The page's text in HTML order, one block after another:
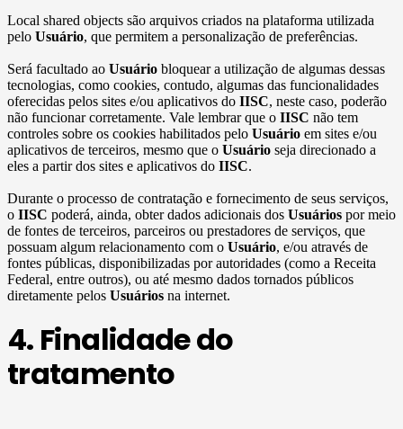
Local shared objects são arquivos criados na plataforma utilizada
pelo Usuário, que permitem a personalização de preferências.
Será facultado ao Usuário bloquear a utilização de algumas dessas
tecnologias, como cookies, contudo, algumas das funcionalidades
oferecidas pelos sites e/ou aplicativos do IISC, neste caso, poderão
não funcionar corretamente. Vale lembrar que o IISC não tem
controles sobre os cookies habilitados pelo Usuário em sites e/ou
aplicativos de terceiros, mesmo que o Usuário seja direcionado a
eles a partir dos sites e aplicativos do IISC.
Durante o processo de contratação e fornecimento de seus serviços,
o IISC poderá, ainda, obter dados adicionais dos Usuários por meio
de fontes de terceiros, parceiros ou prestadores de serviços, que
possuam algum relacionamento com o Usuário, e/ou através de
fontes públicas, disponibilizadas por autoridades (como a Receita
Federal, entre outros), ou até mesmo dados tornados públicos
diretamente pelos Usuários na internet.
4. Finalidade do
tratamento